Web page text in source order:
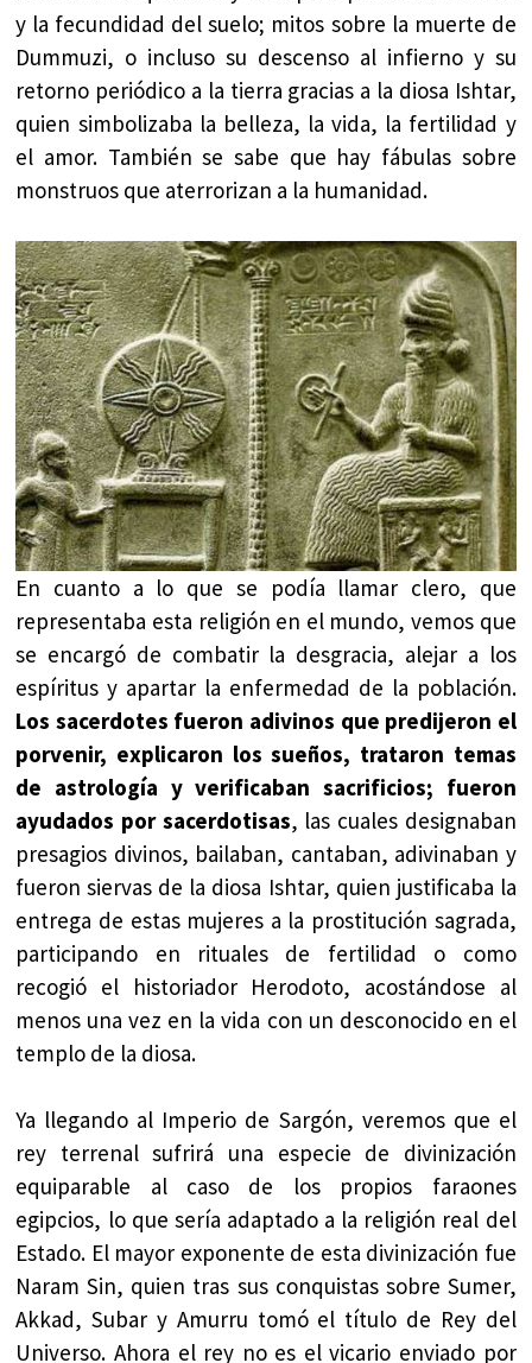
y la fecundidad del suelo; mitos sobre la muerte de
Dummuzi, o incluso su descenso al infierno y su
retorno periódico a la tierra gracias a la diosa Ishtar,
quien simbolizaba la belleza, la vida, la fertilidad y
el amor. También se sabe que hay fábulas sobre
monstruos que aterrorizan a la humanidad.
En cuanto a lo que se podía llamar clero, que
representaba esta religión en el mundo, vemos que
se encargó de combatir la desgracia, alejar a los
espíritus y apartar la enfermedad de la población.
Los sacerdotes fueron adivinos que predijeron el
porvenir, explicaron los sueños, trataron temas
de astrología y verificaban sacrificios; fueron
ayudados por sacerdotisas, las cuales designaban
presagios divinos, bailaban, cantaban, adivinaban y
fueron siervas de la diosa Ishtar, quien justificaba la
entrega de estas mujeres a la prostitución sagrada,
participando en rituales de fertilidad o como
recogió el historiador Herodoto, acostándose al
menos una vez en la vida con un desconocido en el
templo de la diosa.
Ya llegando al Imperio de Sargón, veremos que el
rey terrenal sufrirá una especie de divinización
equiparable al caso de los propios faraones
egipcios, lo que sería adaptado a la religión real del
Estado. El mayor exponente de esta divinización fue
Naram Sin, quien tras sus conquistas sobre Sumer,
Akkad, Subar y Amurru tomó el título de Rey del
Universo. Ahora el rey no es el vicario enviado por